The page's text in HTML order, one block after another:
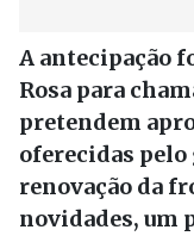
A antecipação
Rosa para
pretendem
oferecidas
renovação da
novidades, um